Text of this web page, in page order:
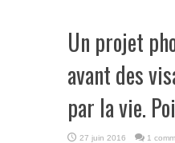
Un projet
avant des
par la vie.
27 juin 2016 1